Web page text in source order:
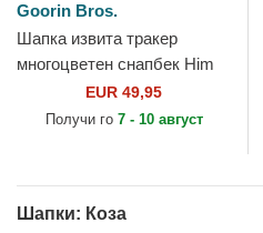
Goorin Bros.
Шапка извита тракер
многоцветен снапбек Him
Goat Verry Dapper The Farm
от Goorin Bros.
EUR 49,95
Получи го 7 - 10 август
Шапки: Коза